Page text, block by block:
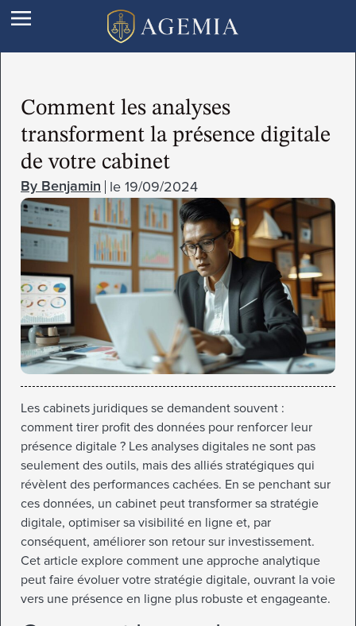
Comment les analyses
transforment la présence digitale
de votre cabinet
Benjamin le 19/09/2024
Les cabinets juridiques se demandent souvent :
comment tirer profit des données pour renforcer leur
présence digitale ? Les analyses digitales ne sont pas
seulement des outils, mais des alliés stratégiques qui
révèlent des performances cachées. En se penchant sur
ces données, un cabinet peut transformer sa stratégie
digitale, optimiser sa visibilité en ligne et, par
conséquent, améliorer son retour sur investissement.
Cet article explore comment une approche analytique
peut faire évoluer votre stratégie digitale, ouvrant la voie
vers une présence en ligne plus robuste et engageante.